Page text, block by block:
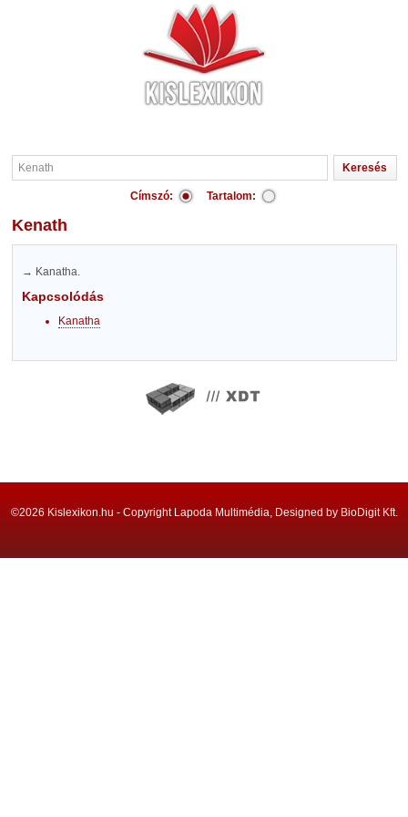
Címszó: Tartalom:
Kenath
→ Kanatha.
Kapcsolódás
Kanatha
©2026 Kislexikon.hu - Copyright Lapoda Multimédia, Designed by BioDigit Kft.